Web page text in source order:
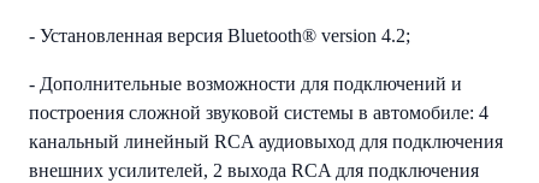
- Установленная версия Bluetooth® version 4.2;
- Дополнительные возможности для подключений и
построения сложной звуковой системы в автомобиле: 4
канальный линейный RCA аудиовыход для подключения
внешних усилителей, 2 выхода RCA для подключения